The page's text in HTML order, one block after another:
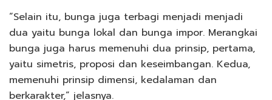
“Selain itu, bunga juga terbagi menjadi menjadi
dua yaitu bunga lokal dan bunga impor. Merangkai
bunga juga harus memenuhi dua prinsip, pertama,
yaitu simetris, proposi dan keseimbangan. Kedua,
memenuhi prinsip dimensi, kedalaman dan
berkarakter,” jelasnya.